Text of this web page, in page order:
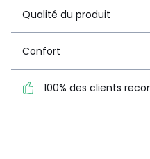
1
3
Qualité du produit
Confort
100% des clients